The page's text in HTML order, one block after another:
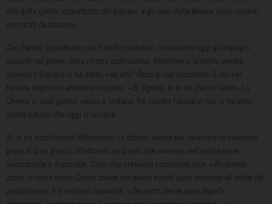
vita della gente, soprattutto dei giovani, e gli orari delle Messe sono rimasti
immutati da decenni.
Cari fratelli , soprattutto cari fratelli presbiteri, rinnoviamo oggi gli impegni
assunti nel giorno della nostra ordinazione. Ritorniamo al primo amore,
quando il Signore ci ha detto: «
Mi ami? Pasci le mie pecorelle!». E noi nel
fervore degli inizi abbiamo risposto: «
Sì Signore, tu lo sai che io ti amo
». La
Chiesa in quel giorno, vicino o lontano, ha riposto fiducia in noi, ci ha dato
quella fiducia che oggi ci rinnova.
Sì, ci ha dato fiducia! Riflettiamo un attimo, anche per ravvivare la memoria
grata di quel giorno, riflettiamo su quello che avviene nell’ordinazione
sacerdotale e diaconale. Colui che presenta i candidati dice: « Reverendo
padre, la santa madre Chiesa chiede che questi fratelli siano ammessi all’ordine del
presbiterato
». E il vescovo risponde: « Sei certo che ne siano degni?